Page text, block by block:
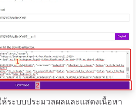
ห้ระบบประมวลผลและแสดงเนื้อหา